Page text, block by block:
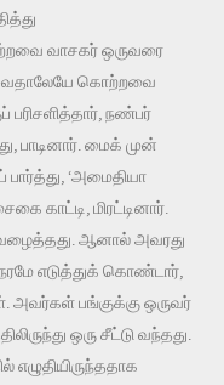
வாசகர் ஒருவரை
கொற்றவை
பரிசளித்தார், நண்பர்
பாடினார். மைக் முன்
‘அமைதியா
காட்டி, மிரட்டினார்.
ஆனால் அவரது
எடுத்துக் கொண்டார்,
அவர்கள் பங்குக்கு ஒருவர்
ஒரு சீட்டு வந்தது.
எழுதியிருந்ததாக